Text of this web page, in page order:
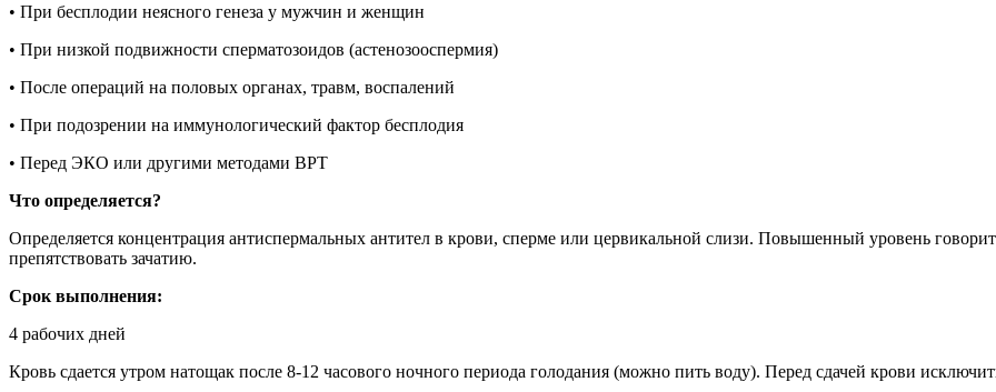
• При бесплодии неясного генеза у мужчин и женщин
• При низкой подвижности сперматозоидов (астенозооспермия)
• После операций на половых органах, травм, воспалений
• При подозрении на иммунологический фактор бесплодия
• Перед ЭКО или другими методами ВРТ
Что определяется?
Определяется концентрация антиспермальных антител в крови, сперме или цервикальной слизи. Повышенный уровень
препятствовать зачатию.
Срок выполнения:
4 рабочих дней
Кровь сдается утром натощак после 8-12 часового ночного периода голодания (можно пить воду). Перед сдачей крови